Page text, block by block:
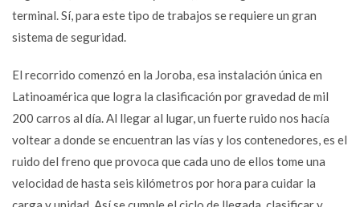
terminal. Sí, para este tipo de trabajos se requiere un gran
sistema de seguridad.
El recorrido comenzó en la Joroba, esa instalación única en
Latinoamérica que logra la clasificación por gravedad de mil
200 carros al día. Al llegar al lugar, un fuerte ruido nos hacía
voltear a donde se encuentran las vías y los contenedores, es el
ruido del freno que provoca que cada uno de ellos tome una
velocidad de hasta seis kilómetros por hora para cuidar la